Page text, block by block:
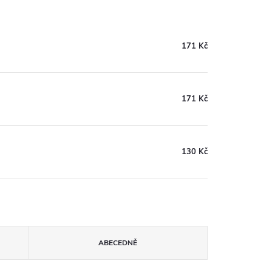
171 Kč
171 Kč
130 Kč
ABECEDNĚ